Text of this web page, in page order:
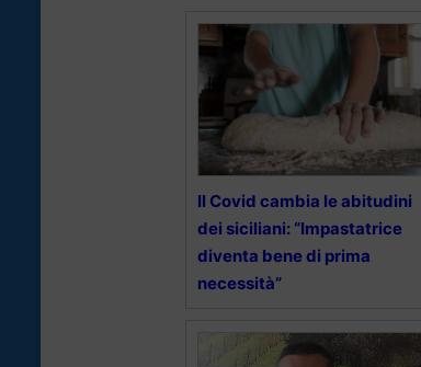
Il Covid cambia le abitudini
dei siciliani: “Impastatrice
diventa bene di prima
necessità”